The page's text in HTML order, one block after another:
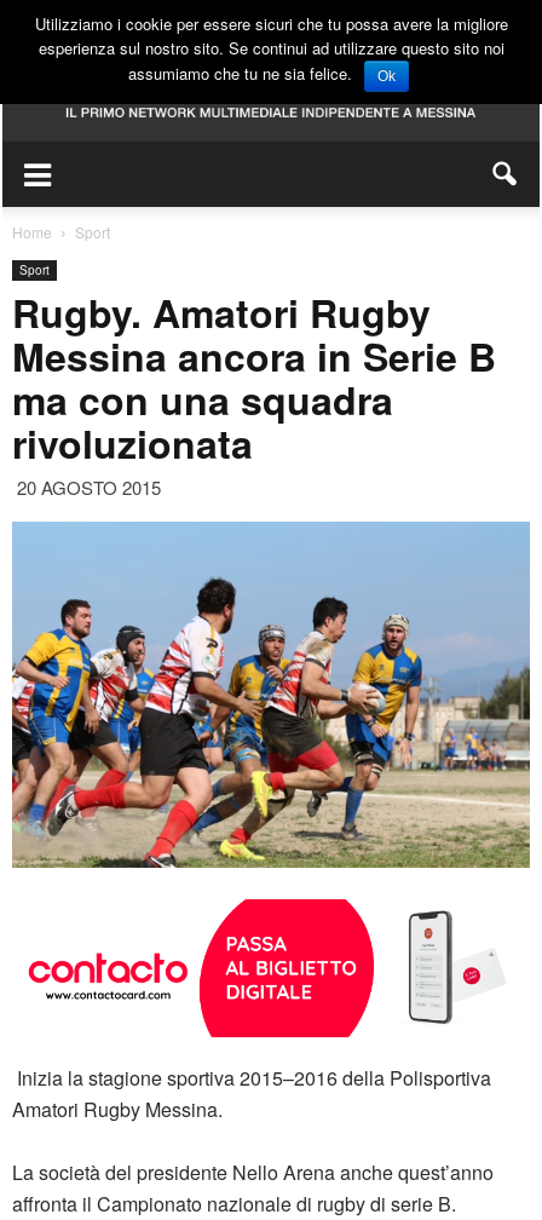
Home Sport
Sport
Rugby. Amatori Rugby
Messina ancora in Serie B
ma con una squadra
rivoluzionata
20 AGOSTO 2015
Inizia la stagione sportiva 2015–2016 della Polisportiva
Amatori Rugby Messina.
La società del presidente Nello Arena anche quest’anno
affronta il Campionato nazionale di rugby di serie B.
Utilizziamo i cookie per essere sicuri che tu possa avere la migliore
esperienza sul nostro sito. Se continui ad utilizzare questo sito noi
assumiamo che tu ne sia felice.
Ok